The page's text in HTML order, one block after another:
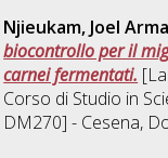
Njieukam, Joel
biocontrollo per il
carnei fermentati.
Corso di Studio in
DM270] - Cesena,